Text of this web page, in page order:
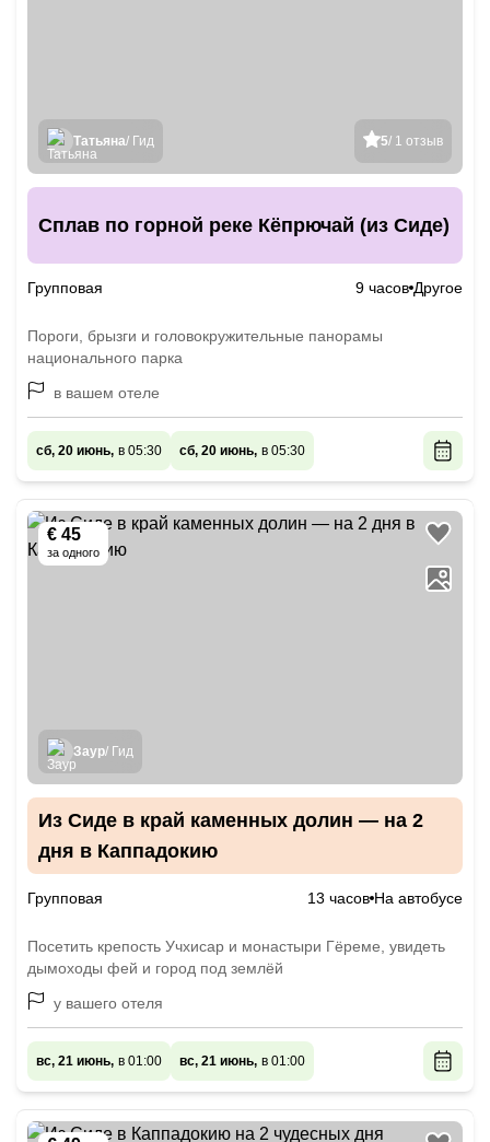
5/ 1 отзыв
Татьяна/ Гид
Сплав по горной реке Кёпрючай (из Сиде)
Групповая 9 часов Другое
Пороги, брызги и головокружительные панорамы
национального парка
в вашем отеле
сб, 20 июнь, в 05:30 сб, 20 июнь, в 05:30
€ 45
за одного
Заур/ Гид
Из Сиде в край каменных долин — на 2
дня в Каппадокию
Групповая 13 часов На автобусе
Посетить крепость Учхисар и монастыри Гёреме, увидеть
дымоходы фей и город под землёй
у вашего отеля
вс, 21 июнь, в 01:00 вс, 21 июнь, в 01:00